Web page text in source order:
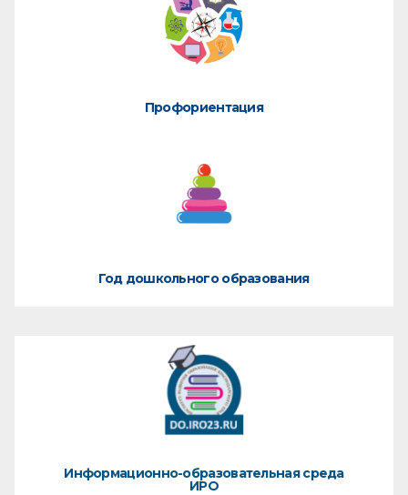
Профориентация
Год дошкольного образования
Информационно-образовательная среда
ИРО